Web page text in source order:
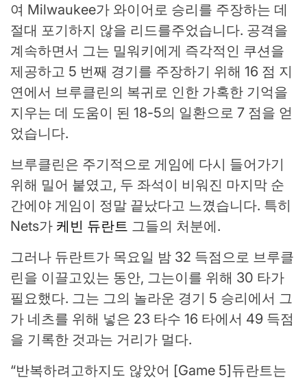
여 Milwaukee가 와이어로 승리를 주장하는 데
절대 포기하지 않을 리드를주었습니다. 공격을
계속하면서 그는 밀워키에게 즉각적인 쿠션을
제공하고 5 번째 경기를 주장하기 위해 16 점 지
연에서 브루클린의 복귀로 인한 가혹한 기억을
지우는 데 도움이 된 18-5의 일환으로 7 점을 얻
었습니다.
브루클린은 주기적으로 게임에 다시 들어가기
위해 밀어 붙였고, 두 좌석이 비워진 마지막 순
간에야 게임이 정말 끝났다고 느꼈습니다. 특히
Nets가 케빈 듀란트 그들의 처분에.
그러나 듀란트가 목요일 밤 32 득점으로 브루클
린을 이끌고있는 동안, 그는이를 위해 30 타가
필요했다. 그는 그의 놀라운 경기 5 승리에서 그
가 네츠를 위해 넣은 23 타수 16 타에서 49 득점
을 기록한 것과는 거리가 멀다.
“반복하려고하지도 않았어 [Game 5]듀란트는